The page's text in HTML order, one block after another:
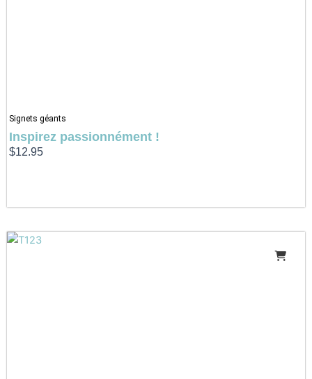
Signets géants
Inspirez passionnément !
$12.95